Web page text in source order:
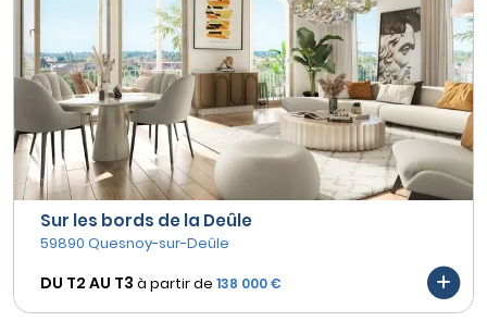
Sur les bords de la Deûle
59890 Quesnoy-sur-Deûle
DU T2 AU T3 à partir de 138 000 €